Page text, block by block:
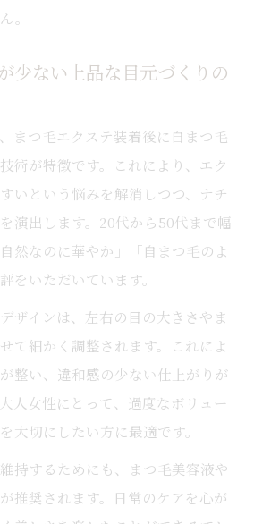
。
少ない上品な目元づくりの
まつ毛エクステ装着後に自まつ毛
術が特徴です。これにより、エク
いという悩みを解消しつつ、ナチ
演出します。20代から50代まで幅
然なのに華やか」「自まつ毛のよ
をいただいています。
ザインは、左右の目の大きさやま
て細かく調整されます。これによ
整い、違和感の少ない仕上がりが
人女性にとって、過度なボリュー
大切にしたい方に最適です。
持するためにも、まつ毛美容液や
推奨されます。日常のケアを心が